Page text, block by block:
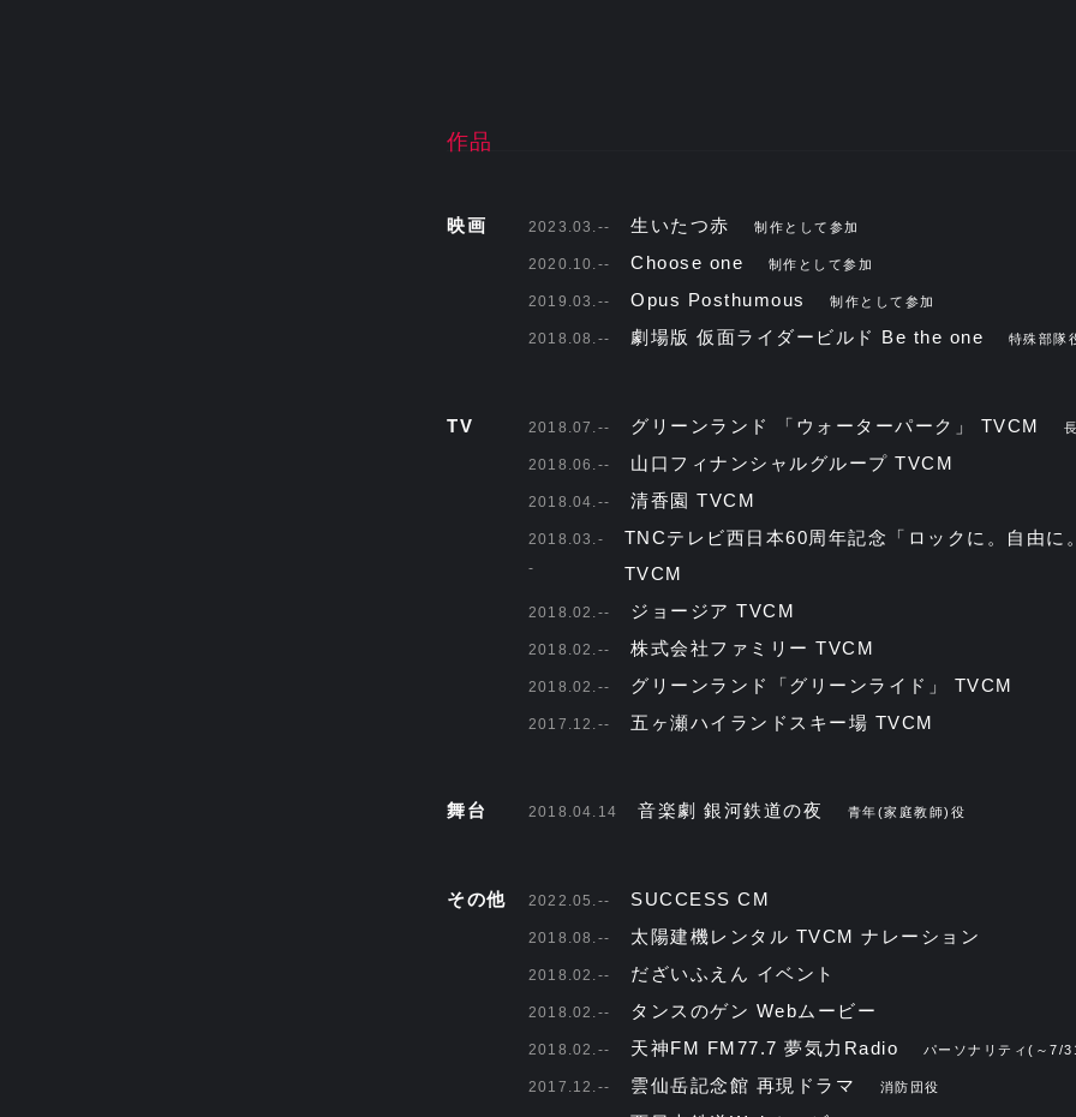
作品
映画 2023.03.-- 生いたつ赤 制作として参加
2020.10.-- Choose one 制作として参加
2019.03.-- Opus Posthumous 制作として参加
2018.08.-- 劇場版 仮面ライダービルド Be the one 特殊部隊
TV 2018.07.-- グリーンランド 「ウォーターパーク」 TVCM
2018.06.-- 山口フィナンシャルグループ TVCM
2018.04.-- 清香園 TVCM
2018.03.-
-
TNCテレビ西日本60周年記念「ロックに。自由に
TVCM
2018.02.-- ジョージア TVCM
2018.02.-- 株式会社ファミリー TVCM
2018.02.-- グリーンランド「グリーンライド」 TVCM
2017.12.-- 五ヶ瀬ハイランドスキー場 TVCM
舞台 2018.04.14 音楽劇 銀河鉄道の夜 青年(家庭教師)役
その他 2022.05.-- SUCCESS CM
2018.08.-- 太陽建機レンタル TVCM ナレーション
2018.02.-- だざいふえん イベント
2018.02.-- タンスのゲン Webムービー
2018.02.-- 天神FM FM77.7 夢気力Radio パーソナリティ(～7/
2017.12.-- 雲仙岳記念館 再現ドラマ 消防団役